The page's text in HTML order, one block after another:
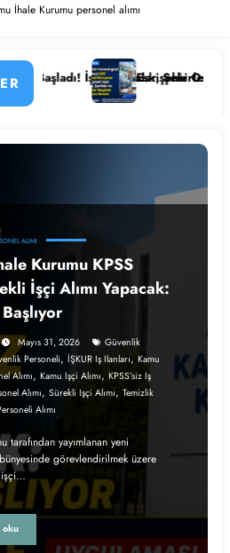
İhale Kurumu personel alımı
İşte Kadrolar, Şehirler ve Başvuru
Eskişehir Osmangazi
ALIMI
Kurumu KPSS
İşçi Alımı Yapacak:
Mayıs 31, 2026
Güvenlik
Personeli, İŞKUR Iş Ilanları, Kamu
Alımı, Kamu Işçi Alımı, KPSS’siz Iş
Alımı, Sürekli Işçi Alımı, Temizlik
Alımı
tarafından yayımlanan yeni
görevlendirilmek üzere
işçi…
oku